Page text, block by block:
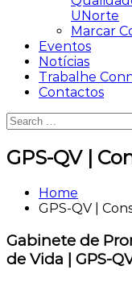
UNorte
Marcar
Eventos
Notícias
Trabalhe
Contactos
Search
for:
GPS-QV |
Home
GPS-QV |
Gabinete de
de Vida | GPS-